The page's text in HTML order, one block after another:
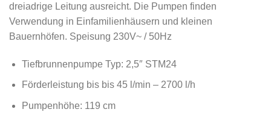
dreiadrige Leitung ausreicht. Die Pumpen finden
Verwendung in Einfamilienhäusern und kleinen
Bauernhöfen. Speisung 230V~ / 50Hz
Tiefbrunnenpumpe Typ: 2,5″ STM24
Förderleistung bis bis 45 l/min – 2700 l/h
Pumpenhöhe: 119 cm